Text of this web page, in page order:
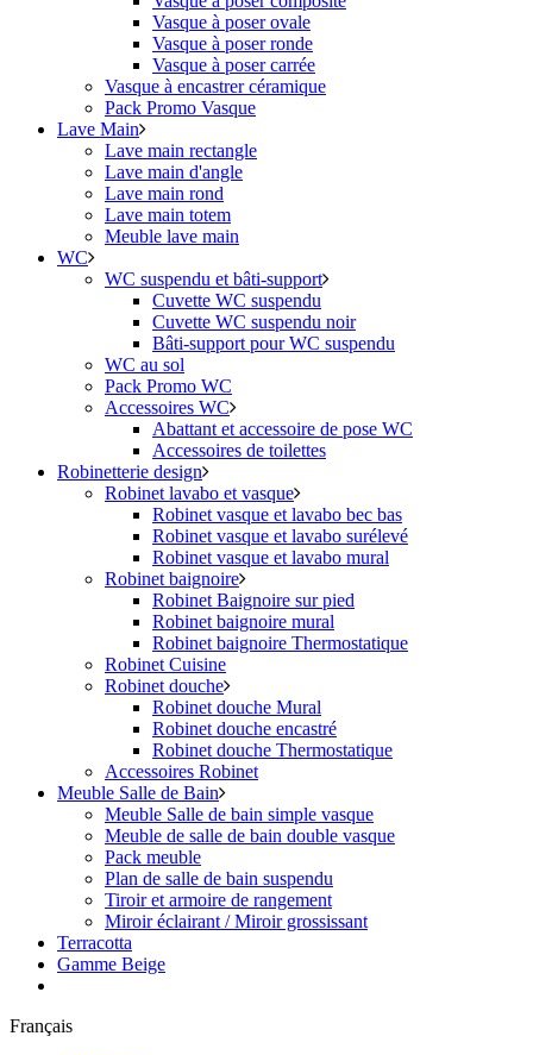
Vasque à poser ovale
Vasque à poser ronde
Vasque à poser carrée
Vasque à encastrer céramique
Pack Promo Vasque
Lave Main
Lave main rectangle
Lave main d'angle
Lave main rond
Lave main totem
Meuble lave main
WC
WC suspendu et bâti-support
Cuvette WC suspendu
Cuvette WC suspendu noir
Bâti-support pour WC suspendu
WC au sol
Pack Promo WC
Accessoires WC
Abattant et accessoire de pose WC
Accessoires de toilettes
Robinetterie design
Robinet lavabo et vasque
Robinet vasque et lavabo bec bas
Robinet vasque et lavabo surélevé
Robinet vasque et lavabo mural
Robinet baignoire
Robinet Baignoire sur pied
Robinet baignoire mural
Robinet baignoire Thermostatique
Robinet Cuisine
Robinet douche
Robinet douche Mural
Robinet douche encastré
Robinet douche Thermostatique
Accessoires Robinet
Meuble Salle de Bain
Meuble Salle de bain simple vasque
Meuble de salle de bain double vasque
Pack meuble
Plan de salle de bain suspendu
Tiroir et armoire de rangement
Miroir éclairant / Miroir grossissant
Terracotta
Gamme Beige
Français